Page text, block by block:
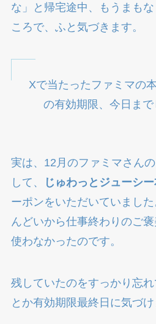
な」と帰宅途中、もうまも
ころで、ふと気づきます。
Xで当たったファミマの
の有効期限、今日まで
実は、12月のファミマさん
して、
じゅわっとジューシ
ーポンをいただいていまし
んどいから仕事終わりのご
使わなかったのです。
残していたのをすっかり忘
とか有効期限最終日に気づけ